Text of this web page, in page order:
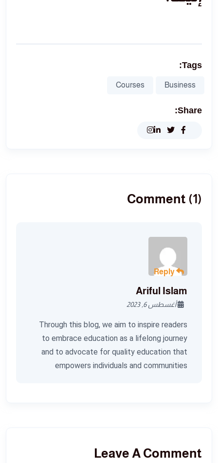
Tags:
Business
Courses
Share:
Comment (1)
Ariful Islam
أغسطس 6, 2023
Through this blog, we aim to inspire readers
to embrace education as a lifelong journey
and to advocate for quality education that
empowers individuals and communities
Leave A Comment